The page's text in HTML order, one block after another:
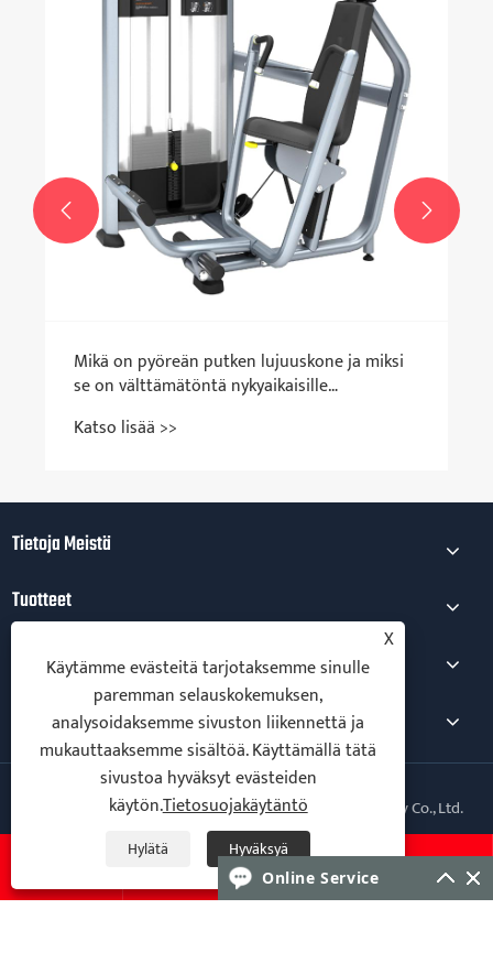
Mikä on pyöreän putken lujuuskone ja miksi
se on välttämätöntä nykyaikaisille
Katso lisää >>
 
Tietoja Meistä
Tuotteet
Uutiset
Ota Meihin Yhteyttä
Copyright © 2026 Qingdao Yingruis Fitness Technology Co., Ltd.
Kaikki oikeudet pidätetään.
Follow Us
X
Käytämme evästeitä tarjotaksemme sinulle
paremman selauskokemuksen,
analysoidaksemme sivuston liikennettä ja
mukauttaaksemme sisältöä. Käyttämällä tätä
sivustoa hyväksyt evästeiden
käytön.Tietosuojakäytäntö
Hylätä Hyväksyä
Online Service